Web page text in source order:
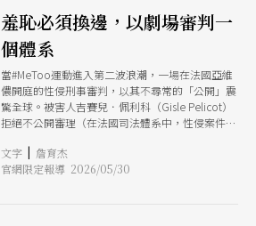
羞恥必須換邊，以劇場審判一
個體系
當#MeToo運動進入第二波浪潮，一場在法國亞維
儂開庭的性侵刑事審判，以其不尋常的「公開」震
驚全球。被害人吉賽兒．佩利科（Gisle Pelicot）
拒絕不公開審理（在法國司法體系中，性侵案件的
求將其丈夫多明尼克．佩利科（Dominique
Pelicot）長達10年的罪行（以藥物迷昏她、並招
文字 | 詹育杰
官網限定報導 2026/05/30